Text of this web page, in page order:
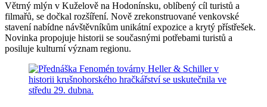
Větrný mlýn v Kuželově na Hodonínsku, oblíbený cíl turistů a
filmařů, se dočkal rozšíření. Nově zrekonstruované venkovské
stavení nabídne návštěvníkům unikátní expozice a krytý přístřešek.
Novinka propojuje historii se současnými potřebami turistů a
posiluje kulturní význam regionu.